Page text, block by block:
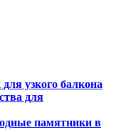
узкого балкона
для
памятники в